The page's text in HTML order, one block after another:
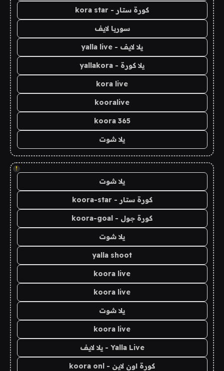
كورة ستار - kora star
سوريا لايف
يلا لايف - yalla live
يلا كورة - yallakora
kora live
kooralive
koora 365
يلا شوت
!
يلا شوت
كورة ستار - koora-star
كورة جول - koora-goal
يلا شوت
yalla shoot
koora live
koora live
يلا شوت
koora live
Yalla Live - يلا لايف
كورة اون لاين - koora onl